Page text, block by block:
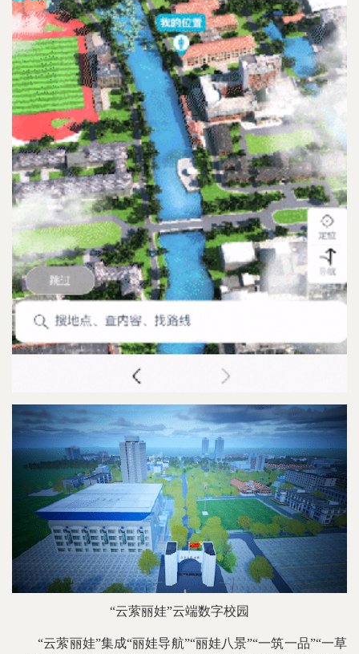
“云萦丽娃”云端数字校园
“云萦丽娃”集成“丽娃导航”“丽娃八景”“一筑一品”“一草